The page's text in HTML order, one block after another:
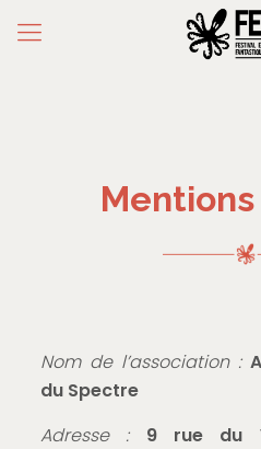
Nom de l’association :
du Spectre
Adresse :
9 rue du